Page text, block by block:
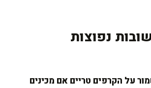
נפוצות
על הקרפים טריים אם מכינים